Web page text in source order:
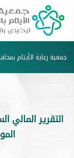
جمعية رعاية الأيتام
التقرير